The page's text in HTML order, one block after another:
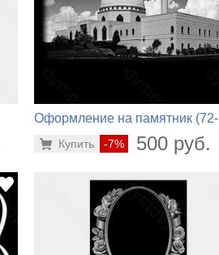
Оформление на памятник (72-
-7% 500 руб.
Купить